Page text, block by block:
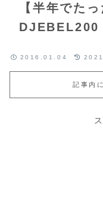
【半年でた
DJEBEL200
2016.01.04
記事内